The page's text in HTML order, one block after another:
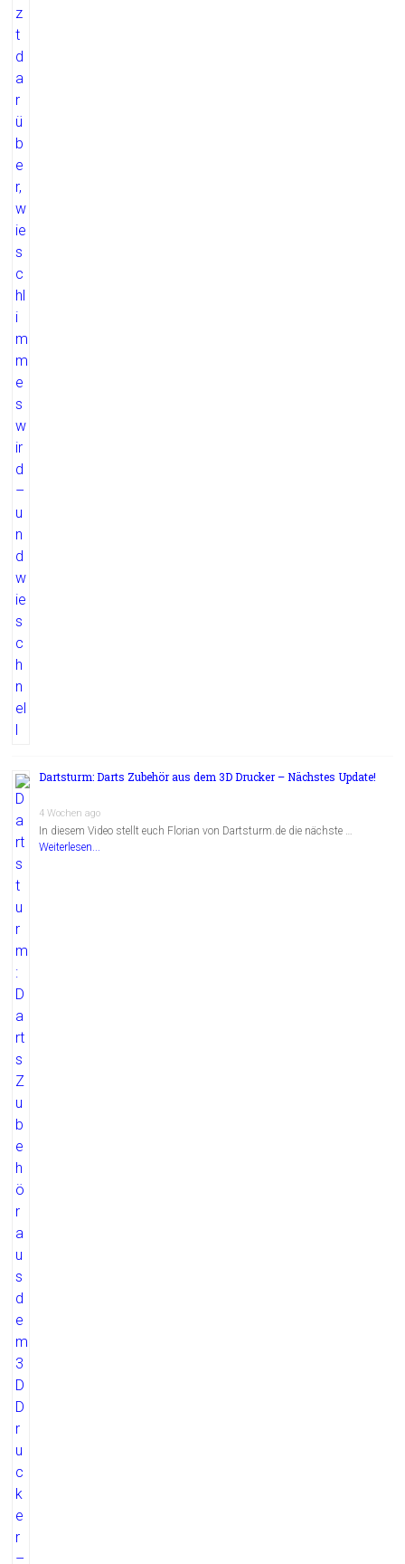
Dartsturm: Darts Zubehör aus dem 3D Drucker – Nächstes Update!
4 Wochen ago
In diesem Video stellt euch Florian von Dartsturm.de die nächste …
Weiterlesen...